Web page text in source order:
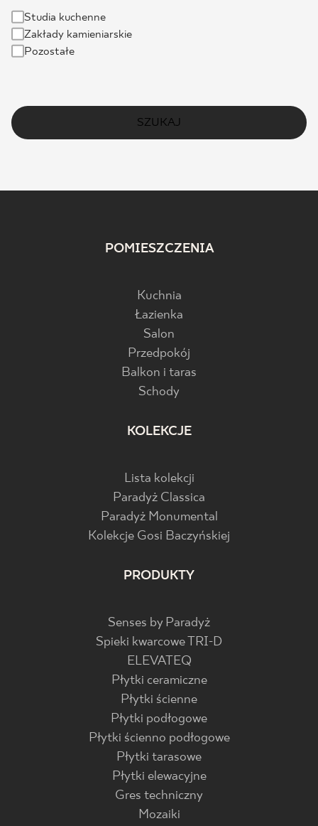
Studia kuchenne
Zakłady kamieniarskie
Pozostałe
SZUKAJ
POMIESZCZENIA
Kuchnia
Łazienka
Salon
Przedpokój
Balkon i taras
Schody
KOLEKCJE
Lista kolekcji
Paradyż Classica
Paradyż Monumental
Kolekcje Gosi Baczyńskiej
PRODUKTY
Senses by Paradyż
Spieki kwarcowe TRI-D
ELEVATEQ
Płytki ceramiczne
Płytki ścienne
Płytki podłogowe
Płytki ścienno podłogowe
Płytki tarasowe
Płytki elewacyjne
Gres techniczny
Mozaiki